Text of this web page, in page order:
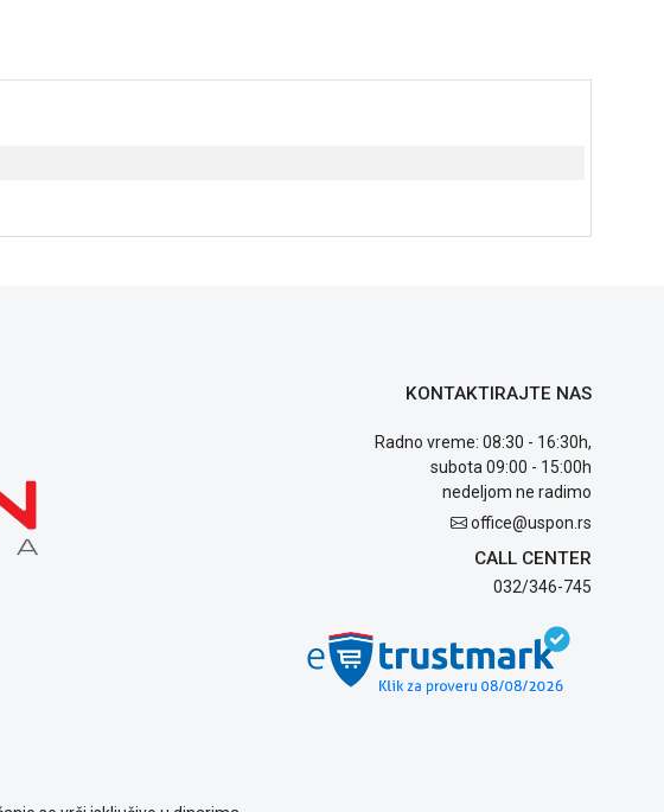
KONTAKTIRAJTE NAS
Radno vreme: 08:30 - 16:30h,
subota 09:00 - 15:00h
nedeljom ne radimo
office@uspon.rs
CALL CENTER
032/346-745